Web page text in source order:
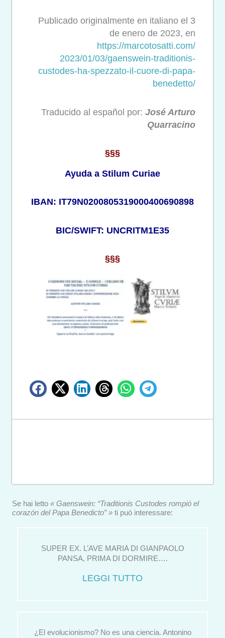
Publicado originalmente en italiano el 3
de enero de 2023, en
https://marcotosatti.com/
2023/01/03/gaenswein-traditionis-
custodes-ha-spezzato-il-cuore-di-papa-
benedetto/
Traducido al español por: José Arturo
Quarracino
§§§
Ayuda a Stilum Curiae
IBAN: IT79N0200805319000400690898
BIC/SWIFT: UNCRITM1E35
§§§
Se hai letto « Gaenswein: “Traditionis Custodes rompió el
corazón del Papa Benedicto” » ti può interessare:
SUPER EX. L’AVE MARIA DI GIANPAOLO
PANSA, PRIMA DI DORMIRE….
LEGGI TUTTO
¿El evolucionismo? No es una ciencia. Antonino